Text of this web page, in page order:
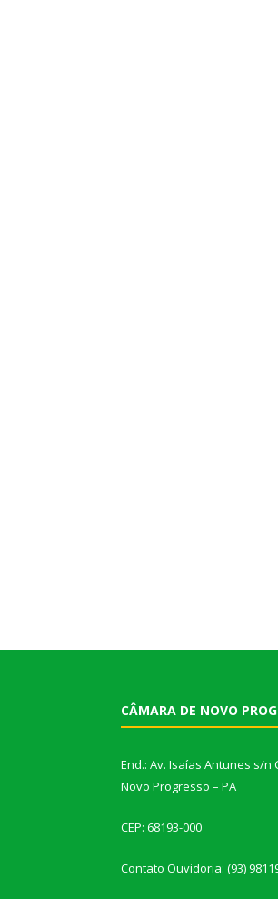
CÂMARA DE NOVO
End.: Av. Isaías Antunes s/n
Novo Progresso – PA
CEP: 68193-000
Contato Ouvidoria: (93)